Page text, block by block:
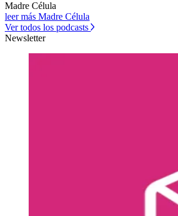
Madre Célula
leer más Madre Célula
Ver todos los podcasts
Newsletter